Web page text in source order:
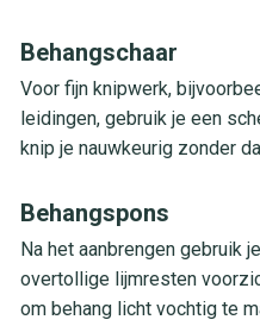
Behangschaar
Voor fijn knipwerk,
leidingen, gebruik je een
knip je nauwkeurig zonder
Behangspons
Na het aanbrengen gebruik
overtollige lijmresten
om behang licht vochtig te